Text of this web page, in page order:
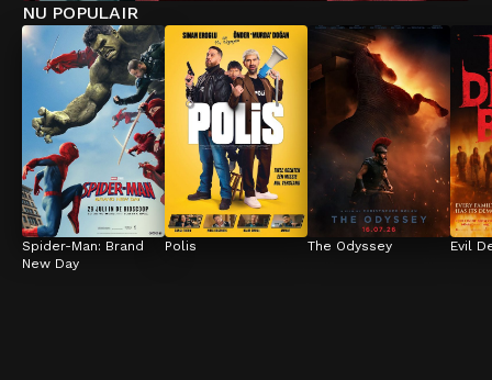
NU POPULAIR
Spider-Man: Brand
New Day
Polis The Odyssey Evil